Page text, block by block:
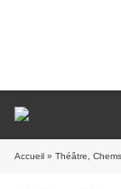
Accueil